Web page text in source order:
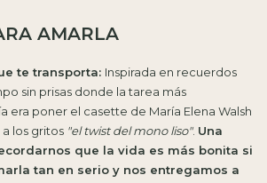
AMARLA
te transporta: Inspirada en recuerdos
sin prisas donde la tarea más
era poner el casette de María Elena Walsh
los gritos "el twist del mono liso". Una
que la vida es más bonita si
tan en serio y nos entregamos a